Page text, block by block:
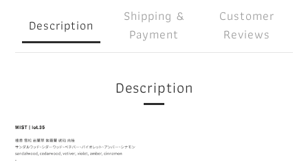
Description
Shipping &
Payment
Customer
Reviews
Description